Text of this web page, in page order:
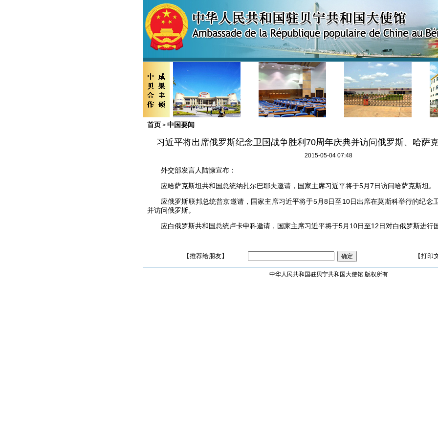
首页 > 中国要闻
习近平将出席俄罗斯纪念卫国战争胜利70周年庆典并访问俄罗斯、哈萨
2015-05-04 07:48
外交部发言人陆慷宣布：
应哈萨克斯坦共和国总统纳扎尔巴耶夫邀请，国家主席习近平将于5月7日访问哈萨克斯坦。
应俄罗斯联邦总统普京邀请，国家主席习近平将于5月8日至10日出席在莫斯科举行的纪念
并访问俄罗斯。
应白俄罗斯共和国总统卢卡申科邀请，国家主席习近平将于5月10日至12日对白俄罗斯进行国
【推荐给朋友】 【打印
中华人民共和国驻贝宁共和国大使馆 版权所有